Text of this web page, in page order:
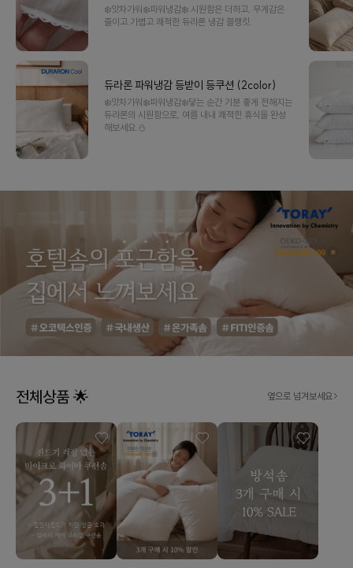
❄️앗차가워❄️파워냉감❄️ 시원함은 더하고, 무게감은
줄이고.가볍고 쾌적한 듀라론 냉감 블랭킷.
듀라론 파워냉감 등받이 등쿠션 (2color)
❄️앗차가워❄️파워냉감❄️닿는 순간 기분 좋게 전해지는
듀라론의 시원함으로, 여름 내내 쾌적한 휴식을 완성
해보세요.⛄
전체상품 🌟 옆으로 넘겨보세요